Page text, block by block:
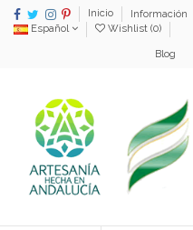
Inicio
Información
Español
Wishlist (0)
Blog